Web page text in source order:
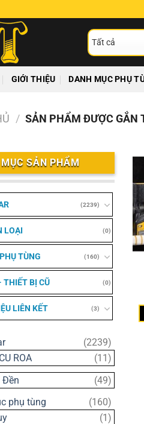
GIỚI THIỆU DANH MỤC PHỤ
/ SẢN PHẨM ĐƯỢC GẮN
SẢN PHẨM
(2239)
LOẠI (0)
TÙNG (160)
THIẾT BỊ CŨ (0)
LIÊN KẾT (3)
22392239
sản
phẩm
ROA 11 11
sản
phẩm
Đền 4949
sản
phẩm
phụ tùng 160160
sản
11